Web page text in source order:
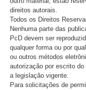
CATEGORIAS
Artigo/
direitos autorais.
Todos os Direitos
Nenhuma parte das
PcD devem ser
qualquer forma ou por
ou outros métodos
autorização por escrito
a legislação vigente.
Para solicitações de